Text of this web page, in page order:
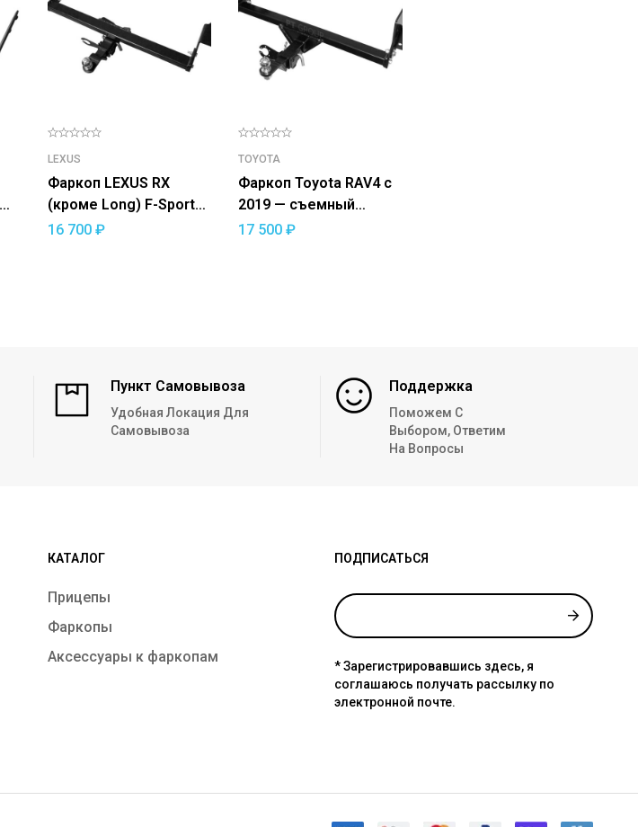
LEXUS
Фаркоп LEXUS RX
(кроме Long) F-Sport
2015-19 — съемный
16 700 ₽
TOYOTA
Фаркоп Toyota RAV4 с
2019 — съемный
квадрат
17 500₽
Пункт Самовывоза
Удобная Локация Для
Самовывоза
Поддержка
Поможем С
Выбором, Ответим
На Вопросы
КАТАЛОГ
Прицепы
Фаркопы
Аксессуары к фаркопам
ПОДПИСАТЬСЯ
* Зарегистрировавшись здесь, я
соглашаюсь получать рассылку по
электронной почте.